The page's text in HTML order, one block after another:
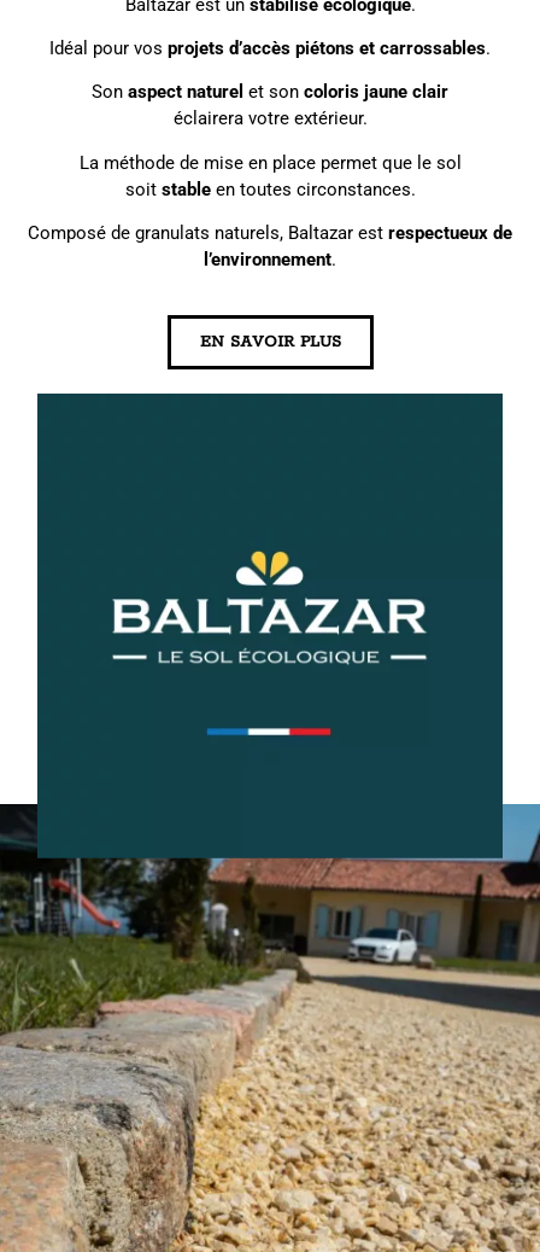
Idéal pour vos projets d’accès piétons et carrossables.
Son aspect naturel et son coloris jaune clair
éclairera votre extérieur.
La méthode de mise en place permet que le sol
soit stableen toutes circonstances.
Composé de granulats naturels, Baltazar est respectueux de
l’environnement.
EN SAVOIR PLUS